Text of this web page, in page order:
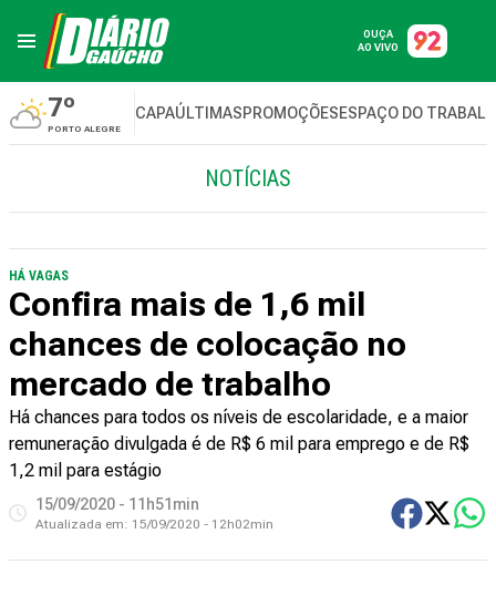
OUÇA
AO VIVO
7º
PORTO ALEGRE
CAPAÚLTIMASPROMOÇÕESESPAÇO DO
NOTÍCIAS
HÁ VAGAS
Confira mais de 1,6 mil
chances de colocação no
mercado de trabalho
Há chances para todos os níveis de escolaridade, e a maior
remuneração divulgada é de R$ 6 mil para emprego e de R$
1,2 mil para estágio
15/09/2020 - 11h51min
Atualizada em: 15/09/2020 - 12h02min